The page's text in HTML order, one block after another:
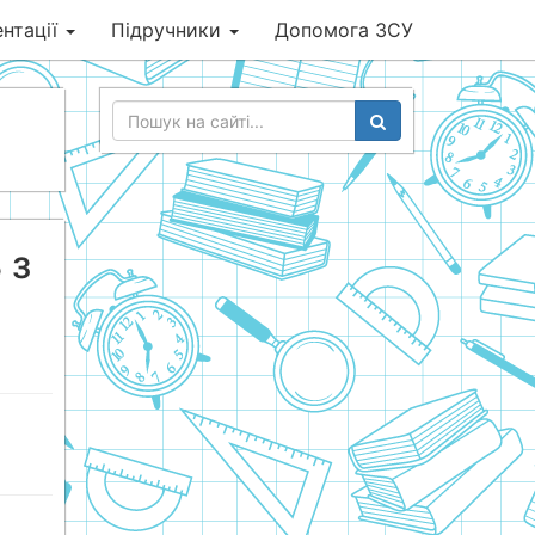
Підручники Допомога ЗСУ